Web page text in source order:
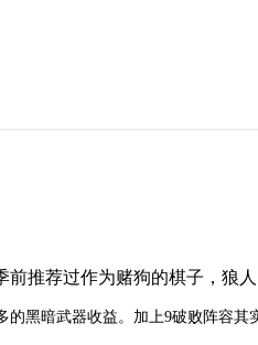
推荐过作为赌狗的棋子，狼
黑暗武器收益。加上9破败阵容其